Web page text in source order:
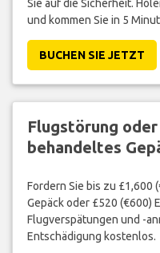
Sie auf die Sicherheit.
und kommen Sie in 5
BUCHEN SIE JETZT
Flugstörung
behandeltes
Fordern Sie bis zu
Gepäck oder £520 (€600)
Flugverspätungen und -
Entschädigung kostenlos.